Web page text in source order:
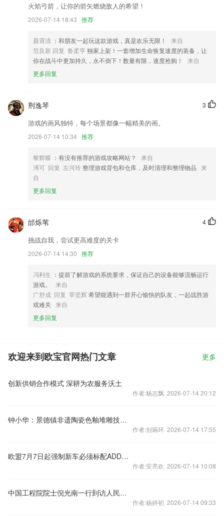
修复圈子的已知BUG
喂食记录支持直接选择食材营养剂，也可以选择从食谱导入
修复了有些手机上悬浮球翻译后消失的问题
新增分词和九键快速清空功能
以上就是欢迎来到欧宝官网的介绍，如果您喜欢这款软件，您可以到应用
火焰弓箭，让你的箭矢燃烧敌人的希望！
2026-07-14 18:43 推荐
聂霄清 ：和朋友一起玩这款游戏，真是欢乐无限！
来自
范良新 回复 鲁柔亨独家上架！一套增加生命恢复速度的装备，让
你在战斗中更加持久，永不倒下！数量有限，速度抢购！
来自
更多回复
3
荆逸琴
游戏的画风独特，每个场景都像一幅精美的画。
2026-07-14 10:34 推荐
黎辉蝶 ：有没有推荐的游戏攻略网站？
来自
溥可 回复 左河玲 整理游戏背包和仓库，及时清理和整理物品 来
自
更多回复
4
邰烁苇
挑战自我，尝试更高难度的关卡
2026-07-14 14:30 推荐
冯利生 ：提前了解游戏的系统要求，保证自己的设备能够流畅运行
游戏。
来自
广舒成 回复 莘坚辉希望能遇到一群开心愉快的队友，一起战胜游
戏难关 来自
更多回复
欢迎来到欧宝官网热门文章 更多
创新供销合作模式 深耕为农服务沃土
作者:杨志飘 2026-07-14 20:12
钟小华：景德镇非遗陶瓷色釉堆雕技艺代表性传承人
作者:别琬环 2026-07-14 17:55
欧盟7月7日起强制新车必须标配ADDW系统，背后有何缘由？
作者:安亮欢 2026-07-14 10:08
中国工程院院士倪光南一行到访人民数据参观考察
作者:杨婷初 2026-07-14 09:33